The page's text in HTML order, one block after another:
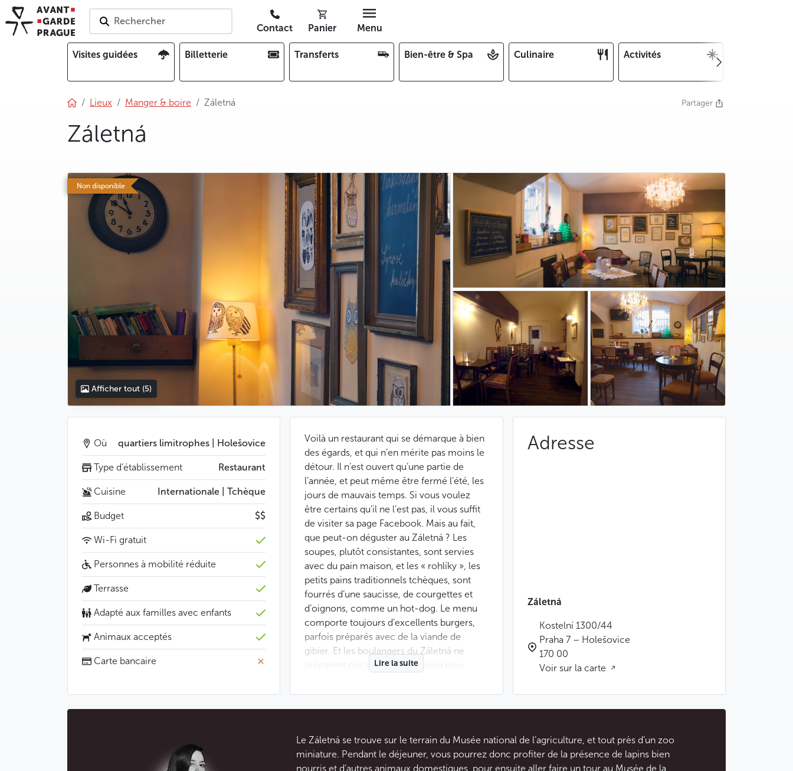
Rechercher
Contact Panier Menu
Visites guidées Billetterie Transferts Bien-être & Spa Culinaire Activités
Lieux Manger & boire Záletná Partager
Záletná
Non disponible
photo 5
Afficher tout (5)
Voilà un restaurant qui se démarque à bien
des égards, et qui n’en mérite pas moins le
détour. Il n’est ouvert qu’une partie de
l’année, et peut même être fermé l’été, les
jours de mauvais temps. Si vous voulez
être certains qu’il ne l’est pas, il vous suffit
de visiter sa page Facebook. Mais au fait,
que peut-on déguster au Záletná ? Les
soupes, plutôt consistantes, sont servies
avec du pain maison, et les « rohlíky », les
petits pains traditionnels tchèques, sont
fourrés d’une saucisse, de courgettes et
d’oignons, comme un hot-dog. Le menu
comporte toujours d’excellents burgers,
parfois préparés avec de la viande de
gibier. Et les boulangers du Záletná ne
préparent pas seulement du pain pour
des sandwiches : ils font également de
délicieux chaussons avec lesquels on
Vous aurez également le choix entre
plusieurs bières de brasseries locales, avec
généralement une Vinohradská 11 % à la
Lire la suite
Où quartiers limitrophes | Holešovice
Type d’établissement Restaurant
Cuisine Internationale | Tchèque
Budget $$
Wi-Fi gratuit
Personnes à mobilité réduite
Terrasse
Adapté aux familles avec enfants
Animaux acceptés
Carte bancaire
Adresse
Záletná
Kostelní 1300/44
Praha 7 – Holešovice
170 00
Voir sur la carte
Le Záletná se trouve sur le terrain du Musée national de l’agriculture, et tout près d’un zoo
miniature. Pendant le déjeuner, vous pourrez donc profiter de la présence de lapins bien
nourris et d’autres animaux domestiques, pour ensuite aller faire un tour au Musée de la